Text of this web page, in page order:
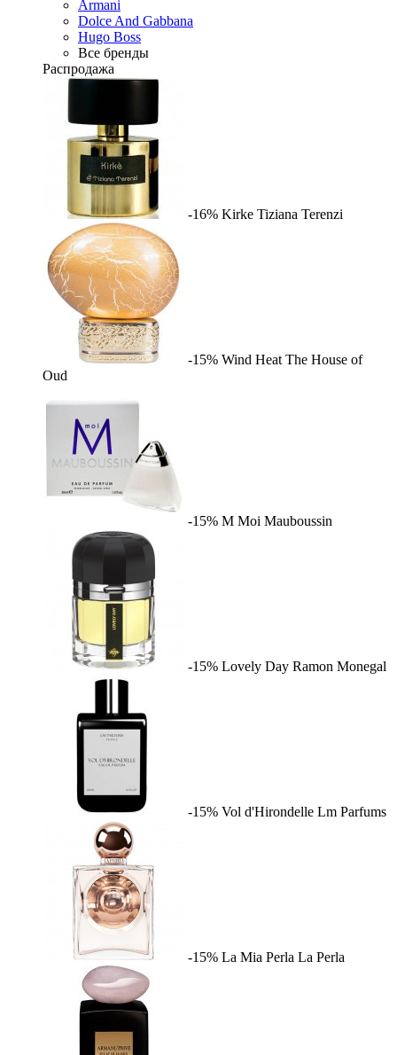
Armani
Dolce And Gabbana
Hugo Boss
Все бренды
Распродажа
-16% Kirke Tiziana Terenzi
-15% Wind Heat The House of
Oud
-15% M Moi Mauboussin
-15% Lovely Day Ramon Monegal
-15% Vol d'Hirondelle Lm Parfums
-15% La Mia Perla La Perla